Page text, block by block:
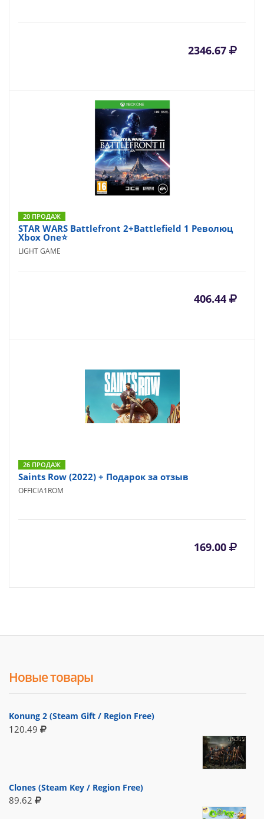
2346.67
20 ПРОДАЖ
STAR WARS Battlefront 2+Battlefield 1 Революц
Xbox One⭐
LIGHT GAME
406.44
26 ПРОДАЖ
Saints Row (2022) + Подарок за отзыв
OFFICIA1ROM
169.00
Новые товары
Konung 2 (Steam Gift / Region Free)
120.49
Clones (Steam Key / Region Free)
89.62